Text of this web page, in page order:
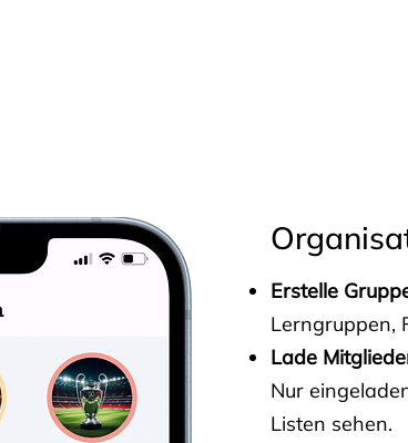
Erstelle
Lerngruppen,
Lade
Nur
Listen sehen.